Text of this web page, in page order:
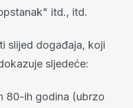
itd., itd.
slijed događaja, koji
sljedeće:
80-ih godina (ubrzo